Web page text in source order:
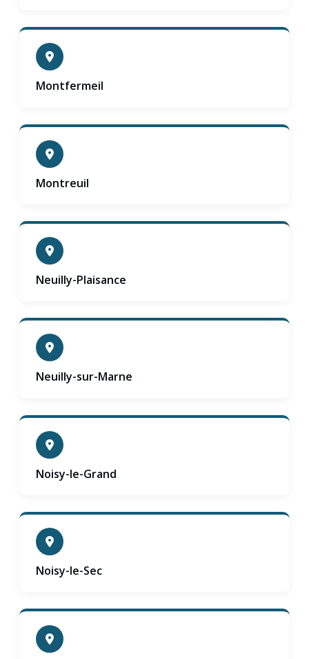
Montfermeil
Montreuil
Neuilly-Plaisance
Neuilly-sur-Marne
Noisy-le-Grand
Noisy-le-Sec